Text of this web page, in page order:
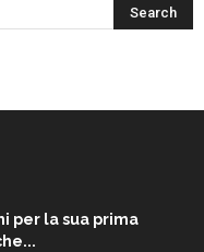
per la sua prima